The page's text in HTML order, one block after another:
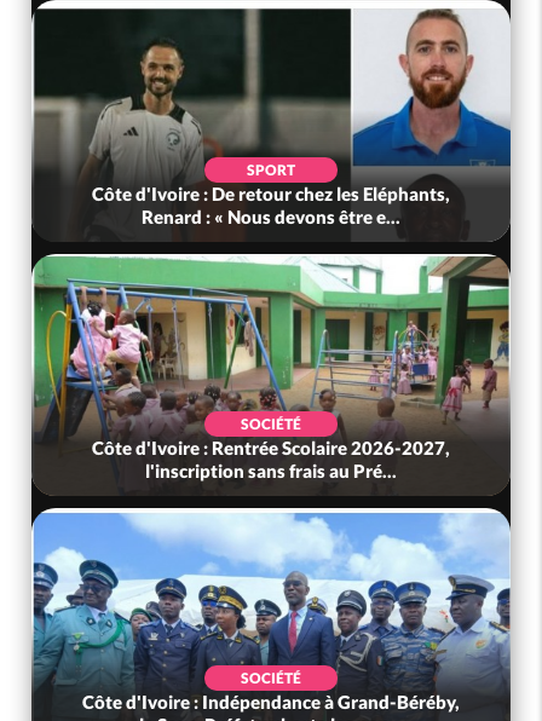
SPORT
: De retour chez les Eléphants,
Renard : « Nous devons être e...
SOCIÉTÉ
: Rentrée Scolaire 2026-2027,
l'inscription sans frais au Pré...
SOCIÉTÉ
: Indépendance à Grand-Béréby,
Bénin :
Ghana :
Côte